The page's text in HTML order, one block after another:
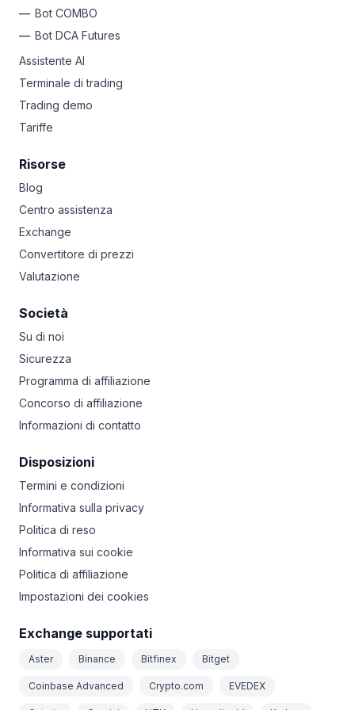
Bot COMBO
Bot DCA Futures
Assistente AI
Terminale di trading
Trading demo
Tariffe
Risorse
Blog
Centro assistenza
Exchange
Convertitore di prezzi
Valutazione
Società
Su di noi
Sicurezza
Programma di affiliazione
Concorso di affiliazione
Informazioni di contatto
Disposizioni
Termini e condizioni
Informativa sulla privacy
Politica di reso
Informativa sui cookie
Politica di affiliazione
Impostazioni dei cookies
Exchange supportati
Aster Binance Bitfinex Bitget
Coinbase Advanced Crypto.com EVEDEX